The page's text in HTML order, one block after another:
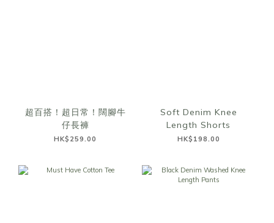
超百搭！超日常！闊腳牛
仔長褲
HK$259.00
Soft Denim Knee
Length Shorts
HK$198.00